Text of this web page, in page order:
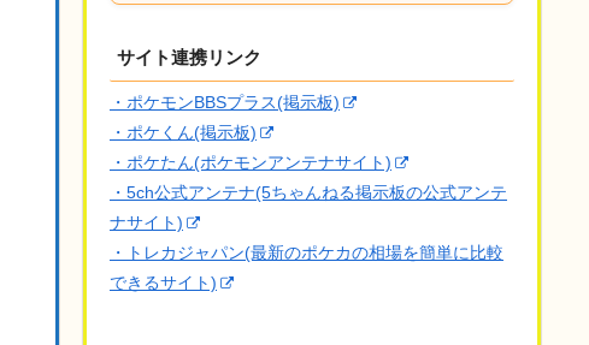
サイト連携リンク
・ポケモンBBSプラス(掲示板)
・ポケくん(掲示板)
・ポケたん(ポケモンアンテナサイト)
・5ch公式アンテナ(5ちゃんねる掲示板の公式アンテ
ナサイト)
・トレカジャパン(最新のポケカの相場を簡単に比較
できるサイト)